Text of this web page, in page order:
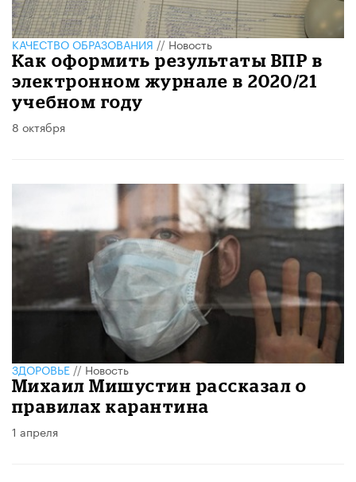
КАЧЕСТВО ОБРАЗОВАНИЯ//Новость
Как оформить результаты ВПР в
электронном журнале в 2020/21
учебном году
8 октября
ЗДОРОВЬЕ//Новость
Михаил Мишустин рассказал о
правилах карантина
1 апреля